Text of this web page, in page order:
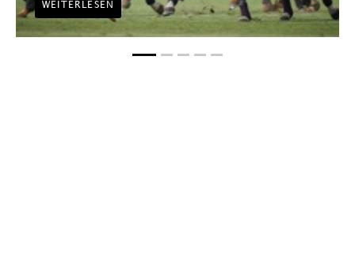
WEITERLESEN